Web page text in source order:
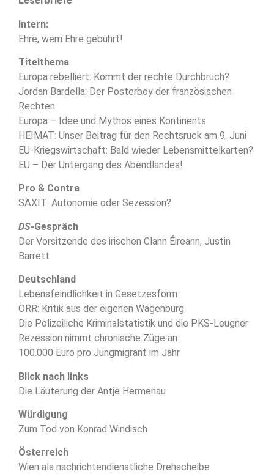
Intern:
Ehre, wem Ehre gebührt!
Titelthema
Europa rebelliert: Kommt der rechte Durchbruch?
Jordan Bardella: Der Posterboy der französischen
Rechten
Europa – Idee und Mythos eines Kontinents
HEIMAT: Unser Beitrag für den Rechtsruck am 9. Juni
EU-Kriegswirtschaft: Bald wieder Lebensmittelkarten?
EU – Der Untergang des Abendlandes!
Pro & Contra
SÄXIT: Autonomie oder Sezession?
DS-Gespräch
Der Vorsitzende des irischen Clann Éireann, Justin
Barrett
Deutschland
Lebensfeindlichkeit in Gesetzesform
ÖRR: Kritik aus der eigenen Wagenburg
Die Polizeiliche Kriminalstatistik und die PKS-Leugner
Rezession nimmt chronische Züge an
100.000 Euro pro Jungmigrant im Jahr
Blick nach links
Die Läuterung der Antje Hermenau
Würdigung
Zum Tod von Konrad Windisch
Österreich
Wien als nachrichtendienstliche Drehscheibe